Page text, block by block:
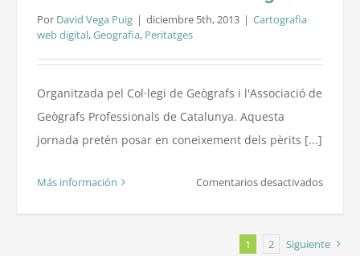
Por David Vega Puig | diciembre 5th, 2013 | Cartografia
web digital,Geografia, Peritatges
Organitzada pel Col·legi de Geògrafs i l'Associació de
Geògrafs Professionals de Catalunya. Aquesta
jornada pretén posar en coneixement dels pèrits [...]
Más información Comentarios desactivadosen
des
1 2 Siguiente